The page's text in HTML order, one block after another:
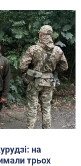
на
трьох